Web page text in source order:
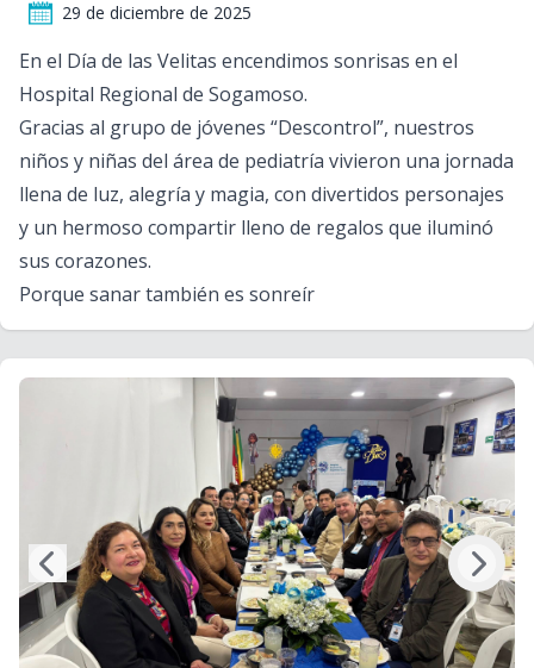
29 de diciembre de 2025
En el Día de las Velitas encendimos sonrisas en el
Hospital Regional de Sogamoso.
Gracias al grupo de jóvenes “Descontrol”, nuestros
niños y niñas del área de pediatría vivieron una jornada
llena de luz, alegría y magia, con divertidos personajes
y un hermoso compartir lleno de regalos que iluminó
sus corazones.
Porque sanar también es sonreír